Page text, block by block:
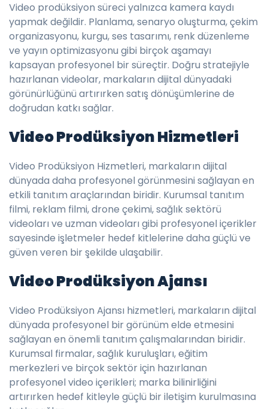
Video prodüksiyon süreci yalnızca kamera kaydı
yapmak değildir. Planlama, senaryo oluşturma, çekim
organizasyonu, kurgu, ses tasarımı, renk düzenleme
ve yayın optimizasyonu gibi birçok aşamayı
kapsayan profesyonel bir süreçtir. Doğru stratejiyle
hazırlanan videolar, markaların dijital dünyadaki
görünürlüğünü artırırken satış dönüşümlerine de
doğrudan katkı sağlar.
Video Prodüksiyon Hizmetleri
Video Prodüksiyon Hizmetleri, markaların dijital
dünyada daha profesyonel görünmesini sağlayan en
etkili tanıtım araçlarından biridir. Kurumsal tanıtım
filmi, reklam filmi, drone çekimi, sağlık sektörü
videoları ve uzman videoları gibi profesyonel içerikler
sayesinde işletmeler hedef kitlelerine daha güçlü ve
güven veren bir şekilde ulaşabilir.
Video Prodüksiyon Ajansı
Video Prodüksiyon Ajansı hizmetleri, markaların dijital
dünyada profesyonel bir görünüm elde etmesini
sağlayan en önemli tanıtım çalışmalarından biridir.
Kurumsal firmalar, sağlık kuruluşları, eğitim
merkezleri ve birçok sektör için hazırlanan
profesyonel video içerikleri; marka bilinirliğini
artırırken hedef kitleyle güçlü bir iletişim kurulmasına